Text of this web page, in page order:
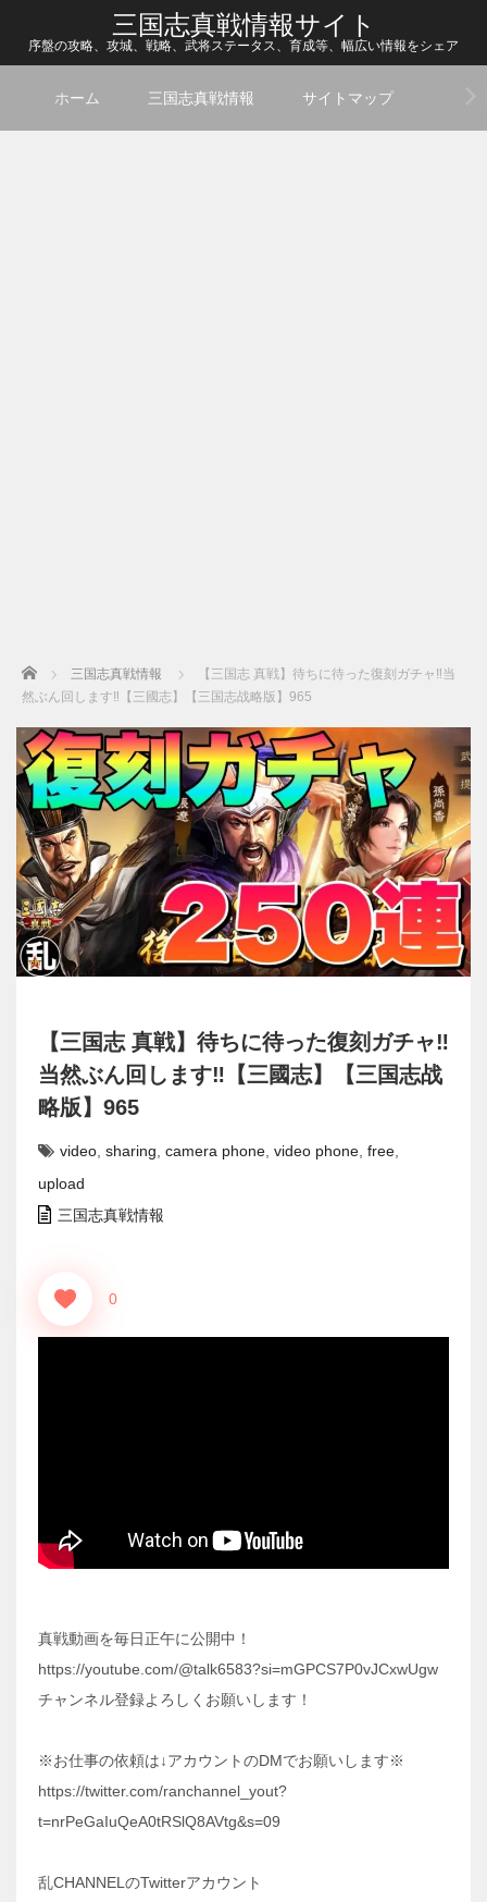
三国志真戦情報サイト
序盤の攻略、攻城、戦略、武将ステータス、育成等、幅広い情報をシェア
ホーム 三国志真戦情報 サイトマップ
Home 三国志真戦情報
【三国志 真戦】待ちに待った復刻ガチャ‼当
然ぶん回します‼【三國志】【三国志战略版】965
【三国志 真戦】待ちに待った復刻ガチャ‼
当然ぶん回します‼【三國志】【三国志战
略版】965
video sharing camera phone video phone free
upload
三国志真戦情報
0
真戦動画を毎日正午に公開中！
https://youtube.com/@talk6583?si=mGPCS7P0vJCxwUgw
チャンネル登録よろしくお願いします！
※お仕事の依頼は↓アカウントのDMでお願いします※
https://twitter.com/ranchannel_yout?
t=nrPeGaIuQeA0tRSlQ8AVtg&s=09
乱CHANNELのTwitterアカウント